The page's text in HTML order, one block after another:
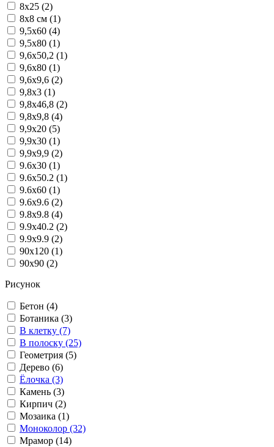
8x25 (2)
8x8 см (1)
9,5x60 (4)
9,5x80 (1)
9,6x50,2 (1)
9,6x80 (1)
9,6x9,6 (2)
9,8x3 (1)
9,8x46,8 (2)
9,8x9,8 (4)
9,9x20 (5)
9,9x30 (1)
9,9x9,9 (2)
9.6x30 (1)
9.6x50.2 (1)
9.6x60 (1)
9.6x9.6 (2)
9.8x9.8 (4)
9.9x40.2 (2)
9.9x9.9 (2)
90x120 (1)
90x90 (2)
Рисунок
Бетон (4)
Ботаника (3)
В клетку (7)
В полоску (25)
Геометрия (5)
Дерево (6)
Ёлочка (3)
Камень (3)
Кирпич (2)
Мозаика (1)
Моноколор (32)
Мрамор (14)